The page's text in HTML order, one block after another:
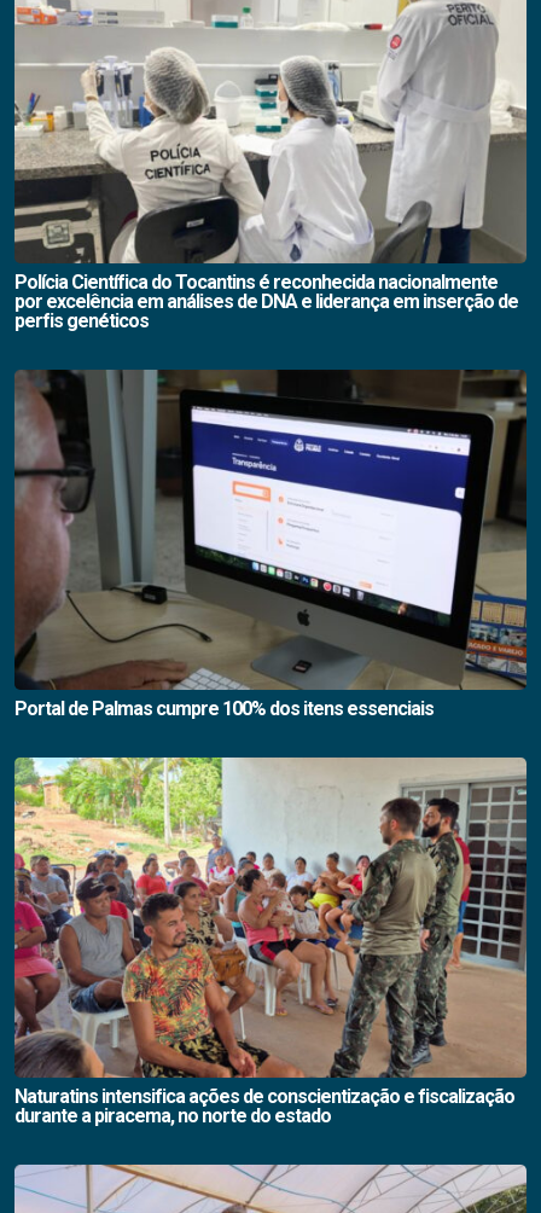
Polícia Científica do Tocantins é reconhecida nacionalmente
por excelência em análises de DNA e liderança em inserção de
perfis genéticos
Portal de Palmas cumpre 100% dos itens essenciais
Naturatins intensifica ações de conscientização e fiscalização
durante a piracema, no norte do estado